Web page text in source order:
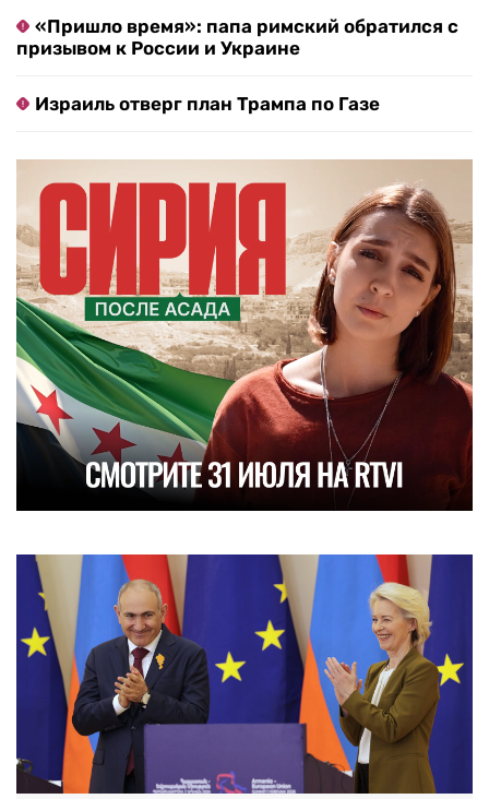
«Пришло время»: папа римский обратился с
призывом к России и Украине
Израиль отверг план Трампа по Газе